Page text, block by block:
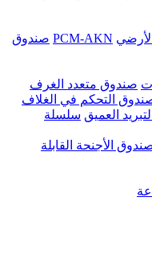
PCM-AKN صندوق
صندوق متعدد الغرف
التحكم في الغلاف
العميق سلسلة
الأجنحة القابلة